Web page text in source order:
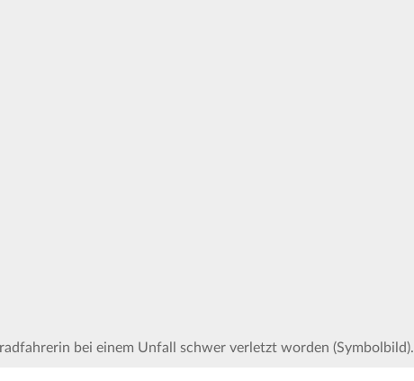
bei einem Unfall schwer verletzt worden (Symbolbild).